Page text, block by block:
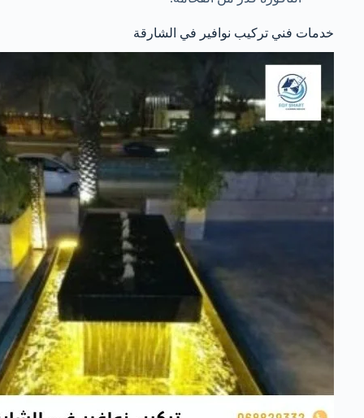
خدمات فني تركيب نوافير في الشارقة